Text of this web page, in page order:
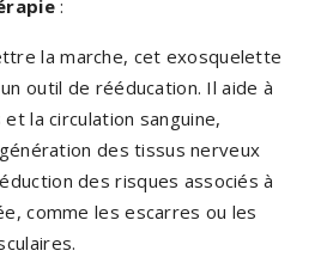
:
la marche, cet exosquelette
outil de rééducation. Il aide à
la circulation sanguine,
des tissus nerveux
des risques associés à
comme les escarres ou les